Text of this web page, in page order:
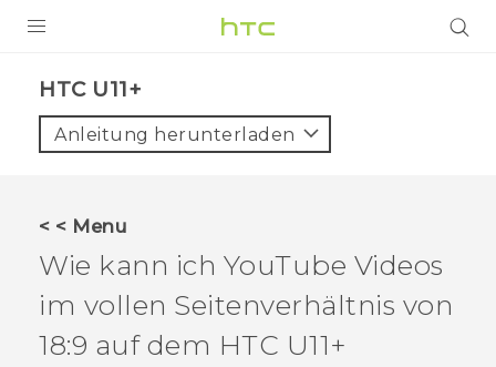
VIVE
VIVERSE
UNTERSTÜTZUNG
HTC U11+‎
Anleitung herunterladen
< < Menu
Wie kann ich YouTube Videos
im vollen Seitenverhältnis von
18:9 auf dem HTC U11‍+